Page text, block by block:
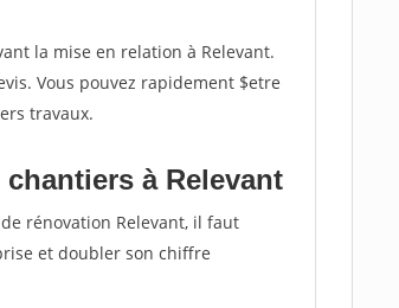
la mise en relation à Relevant.
Vous pouvez rapidement $etre
travaux.
à Relevant
rénovation Relevant, il faut
et doubler son chiffre